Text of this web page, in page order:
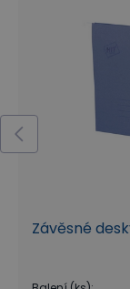
Závěsné